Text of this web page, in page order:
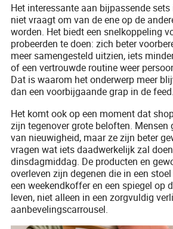
Het interessante aan bijpassende
niet vraagt om van de ene op de
worden. Het biedt een snelkoppeling
probeerden te doen: zich beter
meer samengesteld uitzien, iets
of een vertrouwde routine weer
Dat is waarom het onderwerp meer
dan een voorbijgaande grap in de feed.
Het komt ook op een moment dat
zijn tegenover grote beloften. Mensen
van nieuwigheid, maar ze zijn beter
vragen wat iets daadwerkelijk zal
dinsdagmiddag. De producten en
overleven zijn degenen die in een
een weekendkoffer en een spiegel op
leven, niet alleen in een zorgvuldig
aanbevelingscarrousel.